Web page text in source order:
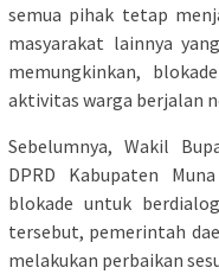
semua pihak tetap
masyarakat lainnya
memungkinkan,
aktivitas warga berjalan
Sebelumnya, Wakil
DPRD Kabupaten
blokade untuk
tersebut, pemerintah
melakukan perbaikan